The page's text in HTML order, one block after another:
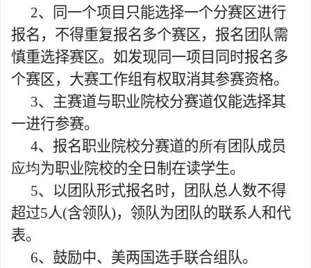
2、同一个项目只能选择一个分赛区进行
报名，不得重复报名多个赛区，报名团队需
慎重选择赛区。如发现同一项目同时报名多
个赛区，大赛工作组有权取消其参赛资格。
3、主赛道与职业院校分赛道仅能选择其
一进行参赛。
4、报名职业院校分赛道的所有团队成员
应均为职业院校的全日制在读学生。
5、以团队形式报名时，团队总人数不得
超过5人(含领队)，领队为团队的联系人和代
表。
6、鼓励中、美两国选手联合组队。